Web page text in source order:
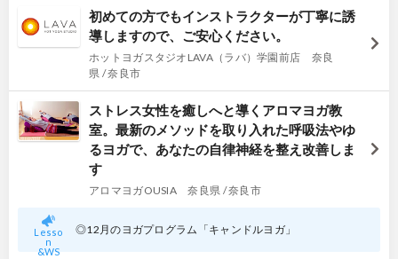
初めての方でもインストラクターが丁寧に誘
導しますので、ご安心ください。
ホットヨガスタジオLAVA（ラバ）学園前店 奈良
県 / 奈良市
ストレス女性を癒しへと導くアロマヨガ教
室。最新のメソッドを取り入れた呼吸法やゆ
るヨガで、あなたの自律神経を整え改善しま
す
アロマヨガOUSIA 奈良県 / 奈良市
Lesso
n
&WS
◎12月のヨガプログラム「キャンドルヨガ」